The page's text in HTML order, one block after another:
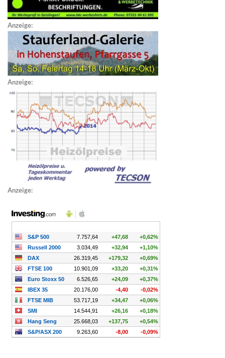
Anzeige:
Anzeige:
Anzeige: